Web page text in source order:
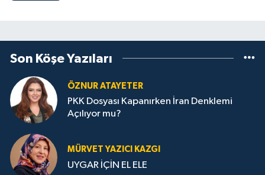
Son Köşe Yazıları
ÖZNUR ATAYETER
PKK Dosyası Kapanırken İran Denklemi
Açılıyor mu?
MÜRVET YAZICI KAZGI
UYGAR İÇİN EL ELE